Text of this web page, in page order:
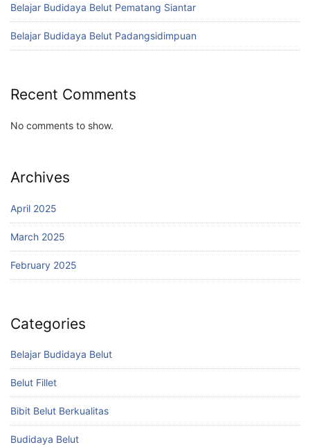
Belajar Budidaya Belut Pematang Siantar
Belajar Budidaya Belut Padangsidimpuan
Recent Comments
No comments to show.
Archives
April 2025
March 2025
February 2025
Categories
Belajar Budidaya Belut
Belut Fillet
Bibit Belut Berkualitas
Budidaya Belut